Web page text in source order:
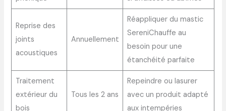
Reprise des
joints
acoustiques
Annuellement
Réappliquer du mastic
SereniChauffe au
besoin pour une
étanchéité parfaite
Traitement
extérieur du
bois
Tous les 2 ans
Repeindre ou lasurer
avec un produit adapté
aux intempéries